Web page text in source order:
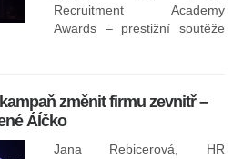
Recruitment Academy
Awards – prestižní soutěže
změnit firmu zevnitř –
ÁÍčko
Jana Rebicerová, HR